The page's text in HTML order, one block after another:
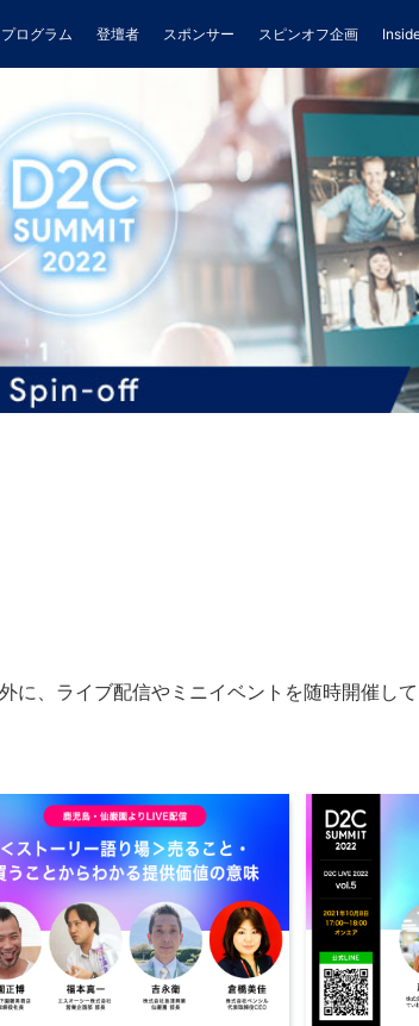
プログラム 登壇者 スポンサー スピンオフ企画
、ライブ配信やミニイベントを随時開催して